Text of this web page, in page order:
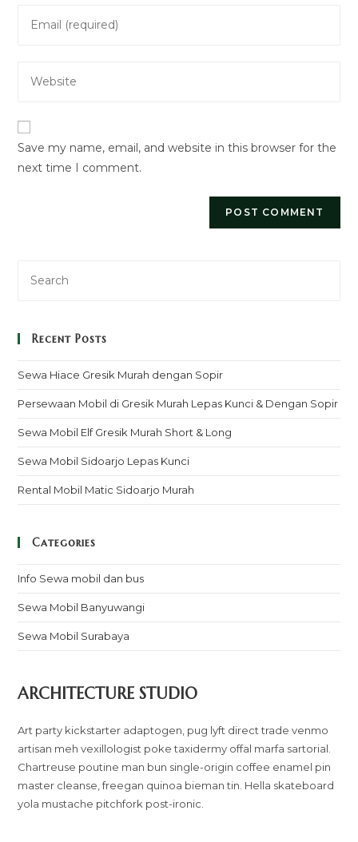
comment
your
your
URL
(optional)
Save my name, email, and website in this browser for the
next time I comment.
Recent Posts
Sewa Hiace Gresik Murah dengan Sopir
Persewaan Mobil di Gresik Murah Lepas Kunci & Dengan Sopir
Sewa Mobil Elf Gresik Murah Short & Long
Sewa Mobil Sidoarjo Lepas Kunci
Rental Mobil Matic Sidoarjo Murah
Categories
Info Sewa mobil dan bus
Sewa Mobil Banyuwangi
Sewa Mobil Surabaya
ARCHITECTURE STUDIO
Art party kickstarter adaptogen, pug lyft direct trade venmo
artisan meh vexillologist poke taxidermy offal marfa sartorial.
Chartreuse poutine man bun single-origin coffee enamel pin
master cleanse, freegan quinoa bieman tin. Hella skateboard
yola mustache pitchfork post-ironic.